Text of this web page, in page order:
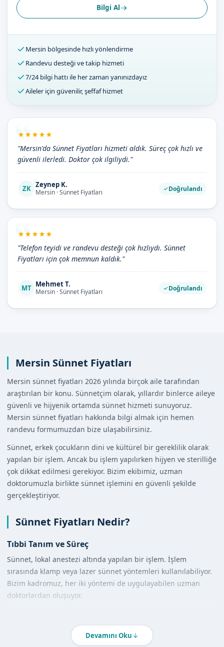
Bilgi Al
Mersin bölgesinde hızlı yönlendirme
Randevu desteği ve takip hizmeti
7/24 bilgi hattı ile her zaman yanınızdayız
Aileler için güvenilir, şeffaf hizmet
"Mersin'da Sünnet Fiyatları hizmeti aldık. Süreç çok hızlı ve
güvenli ilerledi. Doktor çok ilgiliydi."
ZK Zeynep K.
Mersin · Sünnet Fiyatları Doğrulandı
"Telefon teyidi ve randevu desteği çok hızlıydı. Sünnet
Fiyatları için çok memnun kaldık."
MT Mehmet T.
Mersin · Sünnet Fiyatları Doğrulandı
Mersin Sünnet Fiyatları
Mersin sünnet fiyatları 2026 yılında birçok aile tarafından
araştırılan bir konu. Sünnetçim olarak, yıllardır binlerce aileye
güvenli ve hijyenik ortamda sünnet hizmeti sunuyoruz.
Mersin sünnet fiyatları hakkında bilgi almak için hemen
randevu formumuzdan bize ulaşabilirsiniz.
Sünnet, erkek çocukların dini ve kültürel bir gereklilik olarak
yapılan bir işlem. Ancak bu işlem yapılırken hijyen ve sterilliğe
çok dikkat edilmesi gerekiyor. Bizim ekibimiz, uzman
doktorumuzla birlikte sünnet işlemini en güvenli şekilde
gerçekleştiriyor.
Sünnet Fiyatları Nedir?
Tıbbi Tanım ve Süreç
Sünnet, lokal anestezi altında yapılan bir işlem. İşlem
sırasında klamp veya lazer sünnet yöntemleri kullanılabiliyor.
Bizim kadromuz, her iki yöntemi de uygulayabilen uzman
doktorlardan oluşuyor.
değişebiliyor. Ancak bizim öncelikğimiz, her zaman en güvenli
ve en hijyenik hizmeti sunmak.
Devamını Oku